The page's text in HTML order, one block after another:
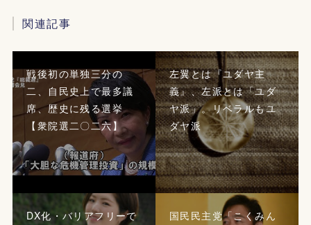
関連記事
戦後初の単独三分の
二、自民史上で最多議
席、歴史に残る選挙
【衆院選二〇二六】
左翼とは『ユダヤ主
義』、左派とは「ユダ
ヤ派」。リベラルもユ
ダヤ派
DX化・バリアフリーで
国民民主党「こくみん